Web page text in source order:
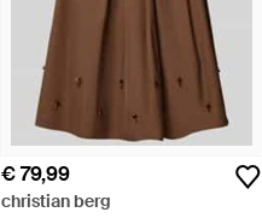
€ 79,99
christian berg